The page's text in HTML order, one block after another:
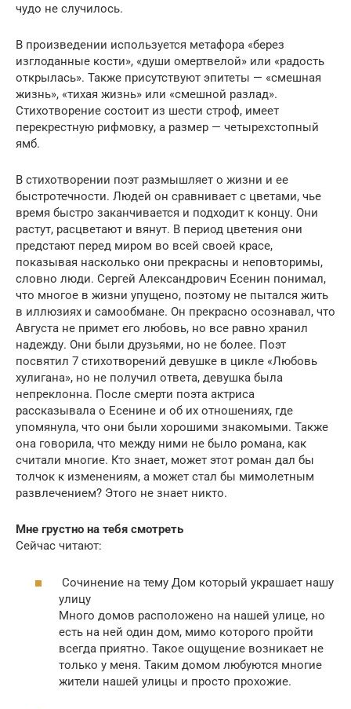
чудо не случилось.
В произведении используется метафора «берез
изглоданные кости», «души омертвелой» или «радость
открылась». Также присутствуют эпитеты — «смешная
жизнь», «тихая жизнь» или «смешной разлад».
Стихотворение состоит из шести строф, имеет
перекрестную рифмовку, а размер — четырехстопный
ямб.
В стихотворении поэт размышляет о жизни и ее
быстротечности. Людей он сравнивает с цветами, чье
время быстро заканчивается и подходит к концу. Они
растут, расцветают и вянут. В период цветения они
предстают перед миром во всей своей красе,
показывая насколько они прекрасны и неповторимы,
словно люди. Сергей Александрович Есенин понимал,
что многое в жизни упущено, поэтому не пытался жить
в иллюзиях и самообмане. Он прекрасно осознавал, что
Августа не примет его любовь, но все равно хранил
надежду. Они были друзьями, но не более. Поэт
посвятил 7 стихотворений девушке в цикле «Любовь
хулигана», но не получил ответа, девушка была
непреклонна. После смерти поэта актриса
рассказывала о Есенине и об их отношениях, где
упомянула, что они были хорошими знакомыми. Также
она говорила, что между ними не было романа, как
считали многие. Кто знает, может этот роман дал бы
толчок к изменениям, а может стал бы мимолетным
развлечением? Этого не знает никто.
Мне грустно на тебя смотреть
Сейчас читают:
Сочинение на тему Дом который украшает нашу
улицу
Много домов расположено на нашей улице, но
есть на ней один дом, мимо которого пройти
всегда приятно. Такое ощущение возникает не
только у меня. Таким домом любуются многие
жители нашей улицы и просто прохожие.